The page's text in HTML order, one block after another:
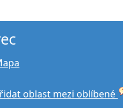
oblast mezi oblíbené